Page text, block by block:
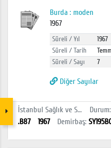
Burda : moden
1967
Süreli / Yıl
1967
Süreli / Tarih
Süreli / Sayı
7
Diğer Sayılar
İstanbul Sağlık ve Sosyal Bilimler MYO Kütüphanesi Durum:
.B87
1967 Demirbaş: